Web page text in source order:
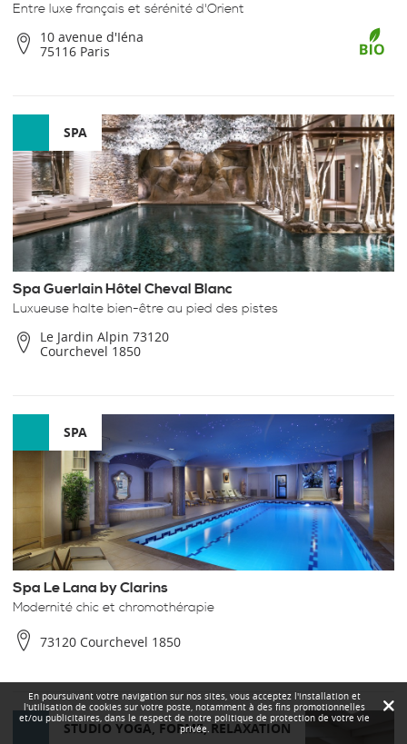
En poursuivant votre navigation sur nos sites, vous acceptez l'installation et
l'utilisation de cookies sur votre poste, notamment à des fins promotionnelles
et/ou publicitaires, dans le respect de notre politique de protection de votre vie
privée.
Entre luxe français et sérénité d'Orient
10 avenue d'Iéna
75116 Paris
SPA
Spa Guerlain Hôtel Cheval Blanc
Luxueuse halte bien-être au pied des pistes
Le Jardin Alpin 73120
Courchevel 1850
SPA
Spa Le Lana by Clarins
Modernité chic et chromothérapie
73120 Courchevel 1850
STUDIO YOGA, FORME, RELAXATION